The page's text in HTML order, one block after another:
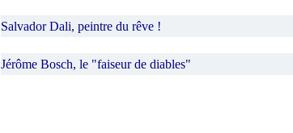
Salvador Dali, peintre du rêve !
Jérôme Bosch, le "faiseur de diables"